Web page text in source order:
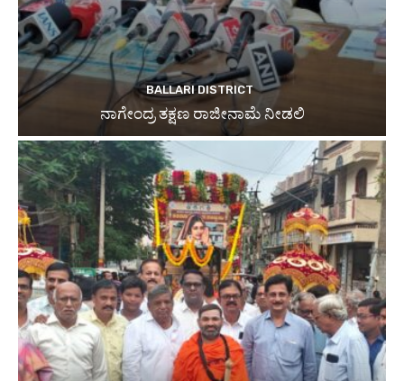
BALLARI DISTRICT
ನಾಗೇಂದ್ರ ತಕ್ಷಣ ರಾಜೀನಾಮೆ ನೀಡಲಿ